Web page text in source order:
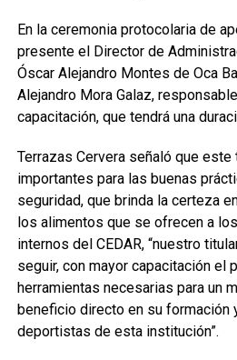
En la ceremonia protocolaria de
presente el Director de
Óscar Alejandro Montes de Oca
Alejandro Mora Galaz,
capacitación, que tendrá una
Terrazas Cervera señaló que
importantes para las buenas
seguridad, que brinda la certeza
los alimentos que se ofrecen a
internos del CEDAR, “nuestro
seguir, con mayor capacitación el
herramientas necesarias para un
beneficio directo en su formación
deportistas de esta institución”.